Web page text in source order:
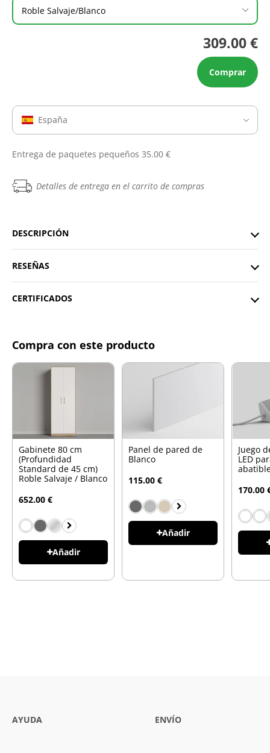
309.00 €
Comprar
Roble Salvaje/Blanco
España
Entrega de paquetes pequeños 35.00 €
Detalles de entrega en el carrito de compras
DESCRIPCIÓN
RESEÑAS
CERTIFICADOS
Compra con este producto
Gabinete 80 cm
(Profundidad
Standard de 45 cm)
Roble Salvaje / Blanco
652.00 €
Añadir
Panel de pared de
Blanco
115.00 €
Añadir
Juego
LED
170.00
AYUDA ENVÍO